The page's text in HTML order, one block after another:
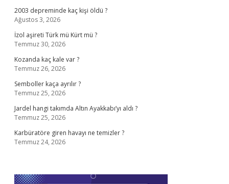
2003 depreminde kaç kişi öldü ?
Ağustos 3, 2026
İzol aşireti Türk mü Kürt mü ?
Temmuz 30, 2026
Kozanda kaç kale var ?
Temmuz 26, 2026
Semboller kaça ayrılır ?
Temmuz 25, 2026
Jardel hangi takımda Altın Ayakkabı’yı aldı ?
Temmuz 25, 2026
Karbüratöre giren havayı ne temizler ?
Temmuz 24, 2026